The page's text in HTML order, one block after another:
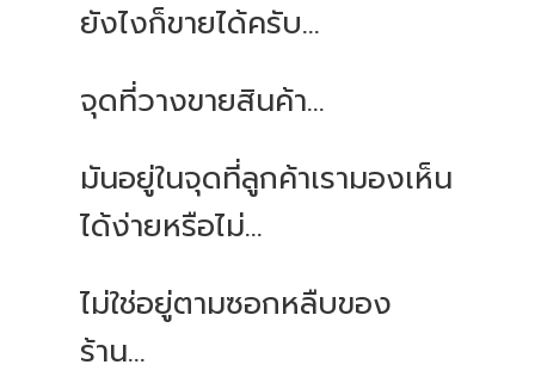
ยังไงก็ขายได้ครับ...
จุดที่วางขายสินค้า...
มันอยู่ในจุดที่ลูกค้าเรามองเห็น
ได้ง่ายหรือไม่...
ไม่ใช่อยู่ตามซอกหลืบของ
ร้าน...